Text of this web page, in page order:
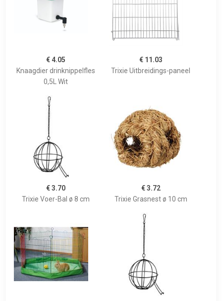
€ 4.05
Knaagdier drinknippelfles
0,5L Wit
€ 11.03
Trixie Uitbreidings-paneel
€ 3.70
Trixie Voer-Bal ø 8 cm
€ 3.72
Trixie Grasnest ø 10 cm